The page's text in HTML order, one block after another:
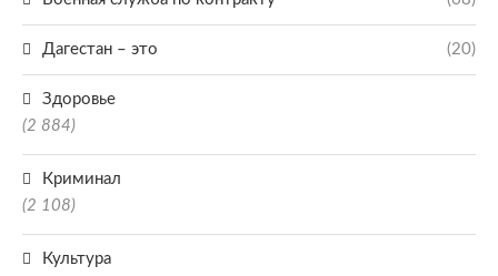
Дагестан – это (20)
Здоровье
(2 884)
Криминал
(2 108)
Культура